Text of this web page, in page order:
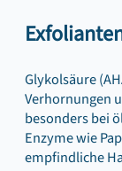
Glykolsäure
Verhornungen
besonders bei
Enzyme wie
empfindliche